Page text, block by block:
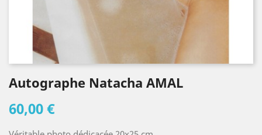
Autographe Natacha AMAL
60,00 €